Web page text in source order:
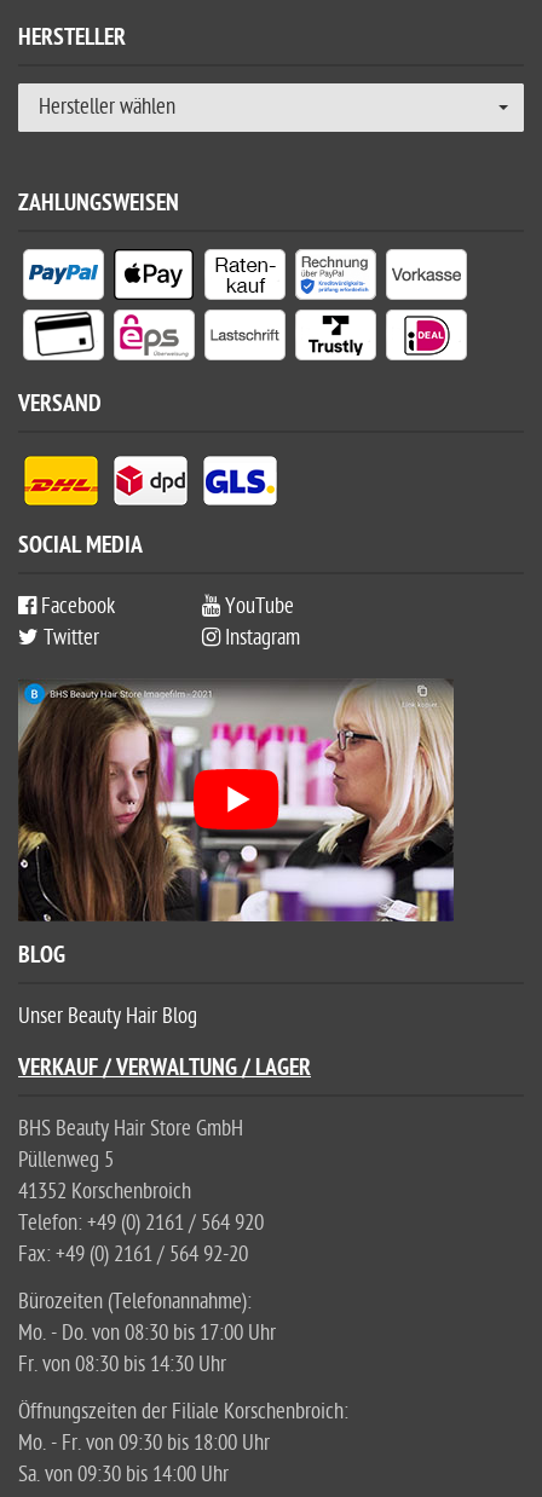
HERSTELLER
Hersteller wählen
ZAHLUNGSWEISEN
VERSAND
SOCIAL MEDIA
Facebook
YouTube
Twitter
Instagram
BLOG
Unser Beauty Hair Blog
VERKAUF / VERWALTUNG / LAGER
BHS Beauty Hair Store GmbH
Püllenweg 5
41352 Korschenbroich
Telefon: +49 (0) 2161 / 564 920
Fax: +49 (0) 2161 / 564 92-20
Bürozeiten (Telefonannahme):
Mo. - Do. von 08:30 bis 17:00 Uhr
Fr. von 08:30 bis 14:30 Uhr
Öffnungszeiten der Filiale Korschenbroich:
Mo. - Fr. von 09:30 bis 18:00 Uhr
Sa. von 09:30 bis 14:00 Uhr